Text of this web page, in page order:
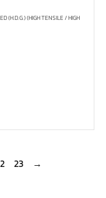
(H.D.G.) (HIGH TENSILE / HIGH
23 →